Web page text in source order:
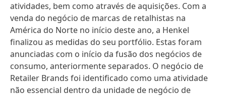
atividades, bem como através de aquisições. Com a
venda do negócio de marcas de retalhistas na
América do Norte no início deste ano, a Henkel
finalizou as medidas do seu portfólio. Estas foram
anunciadas com o início da fusão dos negócios de
consumo, anteriormente separados. O negócio de
Retailer Brands foi identificado como uma atividade
não essencial dentro da unidade de negócio de